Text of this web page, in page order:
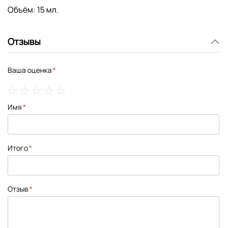
Объём: 15 мл.
Отзывы
Ваша оценка
star
stars
stars
stars
stars
Имя
Итого
Отзыв